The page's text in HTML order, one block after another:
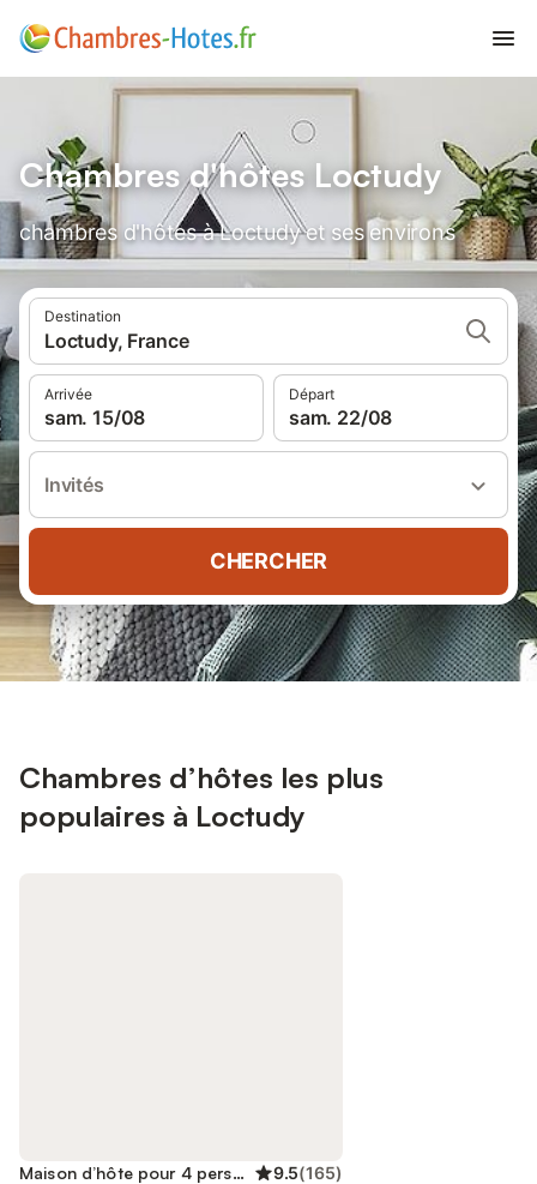
Chambres d'hôtes Loctudy
chambres d'hôtes à Loctudy et ses environs
Destination
Loctudy, France
Arrivée
sam. 15/08
Départ
sam. 22/08
Invités
CHERCHER
Chambres d’hôtes les plus
populaires à Loctudy
Maison d’hôte pour 4 personnes 9.5(165)